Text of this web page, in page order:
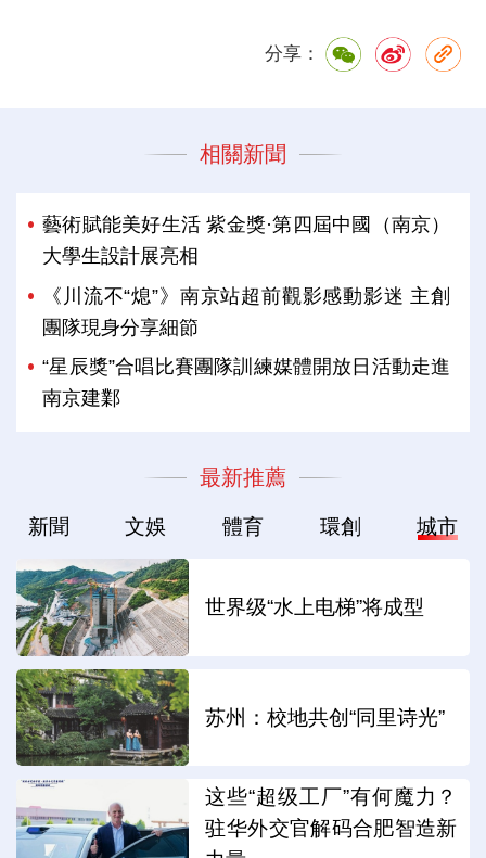
分享：
相關新聞
藝術賦能美好生活 紫金獎·第四屆中國（南京）
大學生設計展亮相
《川流不“熄”》南京站超前觀影感動影迷 主創
團隊現身分享細節
“星辰獎”合唱比賽團隊訓練媒體開放日活動走進
南京建鄴
最新推薦
新聞 文娛 體育 環創 城市
世界级“水上电梯”将成型
苏州：校地共创“同里诗光”
这些“超级工厂”有何魔力？
驻华外交官解码合肥智造新